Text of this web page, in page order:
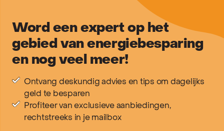
Word een expert op het
gebied van energiebesparing
en nog veel meer!
Ontvang deskundig advies en tips om dagelijks
geld te besparen
Profiteer van exclusieve aanbiedingen,
rechtstreeks in je mailbox